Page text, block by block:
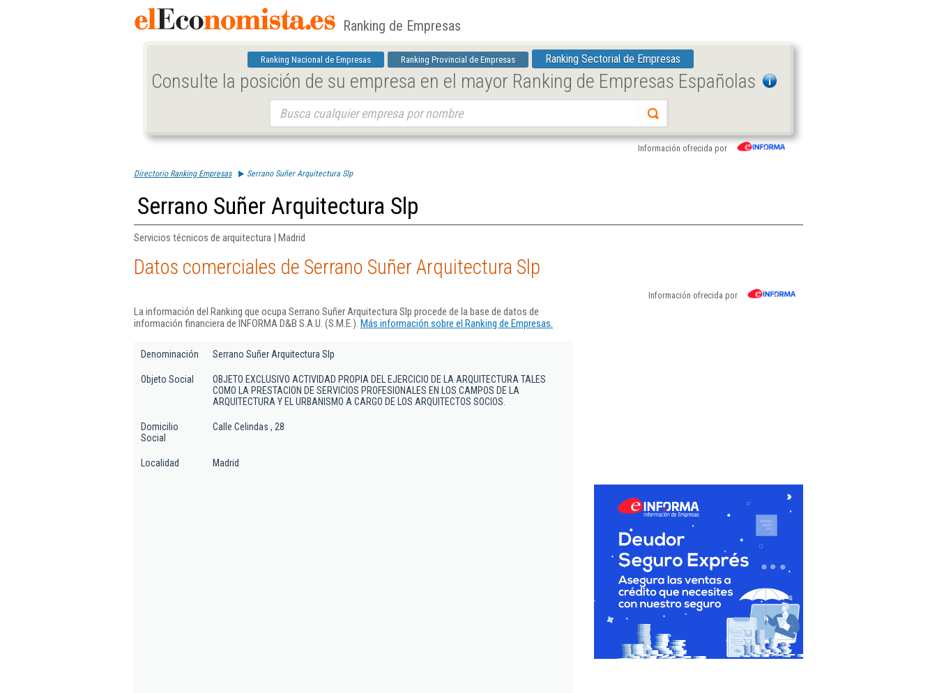
Ranking de Empresas
Ranking Nacional de Empresas Ranking Provincial de Empresas Ranking Sectorial de Empresas
Consulte la posición de su empresa en el mayor Ranking de Empresas Españolas
Información ofrecida por
Directorio Ranking Empresas Serrano Suñer Arquitectura Slp
Serrano Suñer Arquitectura Slp
Servicios técnicos de arquitectura | Madrid
Datos comerciales de Serrano Suñer Arquitectura Slp
Información ofrecida por
La información del Ranking que ocupa Serrano Suñer Arquitectura Slp procede de la base de datos de
información financiera de INFORMA D&B S.A.U. (S.M.E.). Más información sobre el Ranking de Empresas.
Denominación Serrano Suñer Arquitectura Slp
Objeto Social
OBJETO EXCLUSIVO ACTIVIDAD PROPIA DEL EJERCICIO DE LA ARQUITECTURA TALES
COMO LA PRESTACION DE SERVICIOS PROFESIONALES EN LOS CAMPOS DE LA
ARQUITECTURA Y EL URBANISMO A CARGO DE LOS ARQUITECTOS SOCIOS.
Domicilio
Social
Calle Celindas , 28
Localidad Madrid